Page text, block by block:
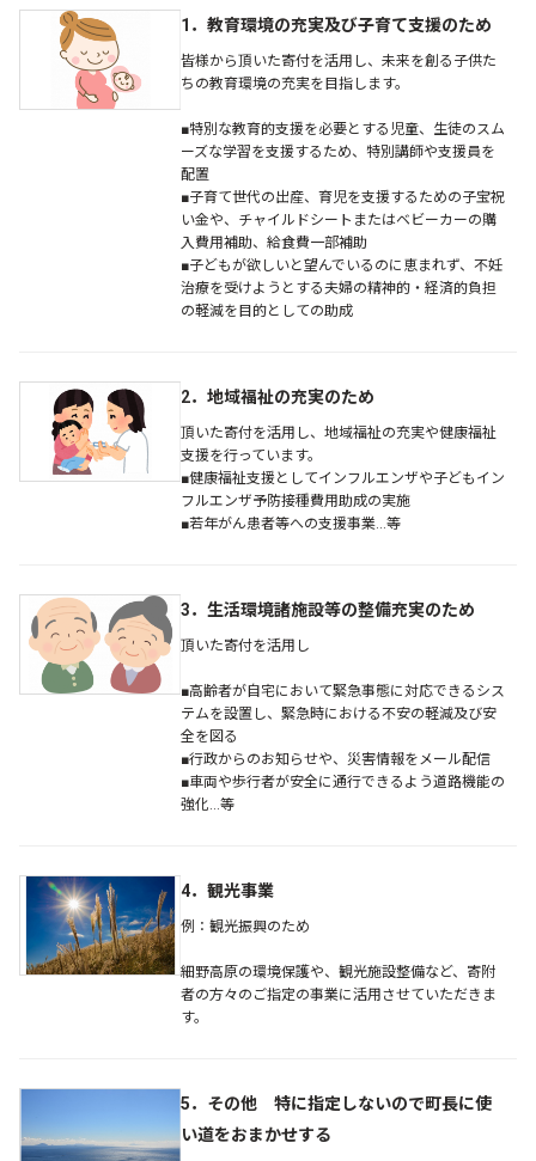
1．教育環境の充実及び子育て支援のため
皆様から頂いた寄付を活用し、未来を創る子供た
ちの教育環境の充実を目指します。
■特別な教育的支援を必要とする児童、生徒のスム
ーズな学習を支援するため、特別講師や支援員を
配置
■子育て世代の出産、育児を支援するための子宝祝
い金や、チャイルドシートまたはベビーカーの購
入費用補助、給食費一部補助
■子どもが欲しいと望んでいるのに恵まれず、不妊
治療を受けようとする夫婦の精神的・経済的負担
の軽減を目的としての助成
2．地域福祉の充実のため
頂いた寄付を活用し、地域福祉の充実や健康福祉
支援を行っています。
■健康福祉支援としてインフルエンザや子どもイン
フルエンザ予防接種費用助成の実施
■若年がん患者等への支援事業…等
3．生活環境諸施設等の整備充実のため
頂いた寄付を活用し
■高齢者が自宅において緊急事態に対応できるシス
テムを設置し、緊急時における不安の軽減及び安
全を図る
■行政からのお知らせや、災害情報をメール配信
■車両や歩行者が安全に通行できるよう道路機能の
強化…等
4．観光事業
例：観光振興のため
細野高原の環境保護や、観光施設整備など、寄附
者の方々のご指定の事業に活用させていただきま
す。
5．その他 特に指定しないので町長に使
い道をおまかせする